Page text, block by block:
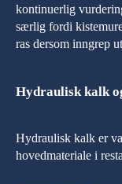
kontinuerlig
særlig fordi
ras dersom inngrep
Hydraulisk kalk
Hydraulisk kalk er
hovedmateriale i